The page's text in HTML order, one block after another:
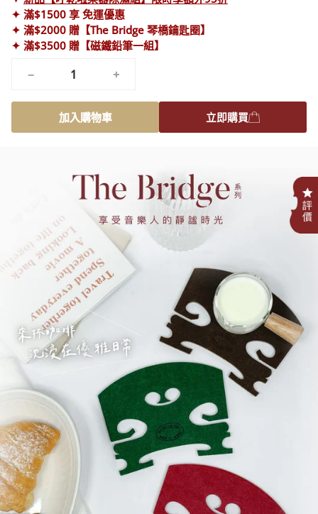
✦ 滿$1500 享 免運優惠
✦ 滿$2000 贈【The Bridge 琴橋鑰匙圈】
✦ 滿$3500 贈【磁鐵鉛筆一組】
− +
加入購物車 立即購買